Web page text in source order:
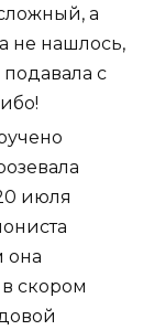
а
не нашлось,
с
июля
она
в скором